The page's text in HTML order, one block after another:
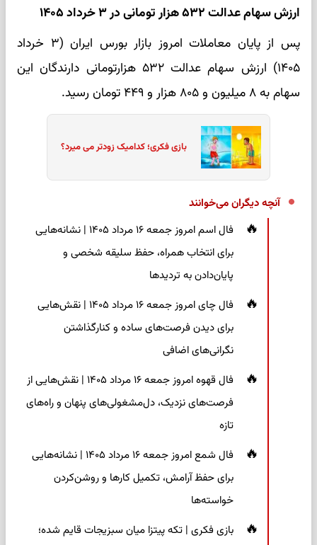
ارزش سهام عدالت ۵۳۲ هزار تومانی در ۳ خرداد ۱۴۰۵
پس از پایان معاملات امروز بازار بورس ایران (۳ خرداد
۱۴۰۵) ارزش سهام عدالت ۵۳۲ هزارتومانی دارندگان این
سهام به ۸ میلیون و ۸۰۵ هزار و ۴۴۹ تومان رسید.
بازی فکری؛ کدامیک زودتر می میرد؟
آنچه دیگران می‌خوانند
فال اسم امروز جمعه ۱۶ مرداد ۱۴۰۵ | نشانه‌هایی
برای انتخاب همراه، حفظ سلیقه شخصی و
پایان‌دادن به تردیدها
فال چای امروز جمعه ۱۶ مرداد ۱۴۰۵ | نقش‌هایی
برای دیدن فرصت‌های ساده و کنارگذاشتن
نگرانی‌های اضافی
فال قهوه امروز جمعه ۱۶ مرداد ۱۴۰۵ | نقش‌هایی از
فرصت‌های نزدیک، دل‌مشغولی‌های پنهان و راه‌های
تازه
فال شمع امروز جمعه ۱۶ مرداد ۱۴۰۵ | نشانه‌هایی
برای حفظ آرامش، تکمیل کارها و روشن‌کردن
خواسته‌ها
بازی فکری | تکه پیتزا میان سبزیجات قایم شده؛